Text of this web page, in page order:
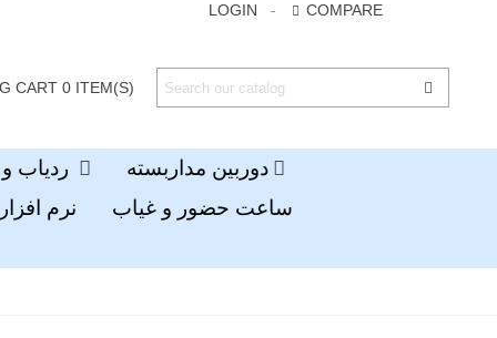
LOGIN COMPARE
CART 0 ITEM(S)
دوربین مداربسته
نرم افزار
ساعت حضور و غیاب